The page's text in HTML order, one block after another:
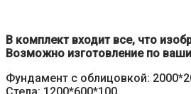
В комплект входит все, что
Возможно изготовление по
Фундамент с облицовкой: